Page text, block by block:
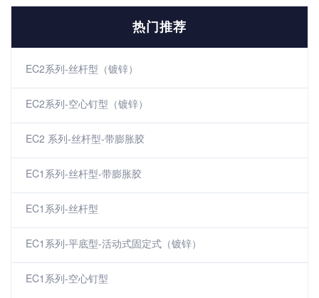
热门推荐
EC2系列-丝杆型（镀锌）
EC2系列-空心钉型（镀锌）
EC2 系列-丝杆型-带膨胀胶
EC1系列-丝杆型-带膨胀胶
EC1系列-丝杆型
EC1系列-平底型-活动式固定式（镀锌）
EC1系列-空心钉型